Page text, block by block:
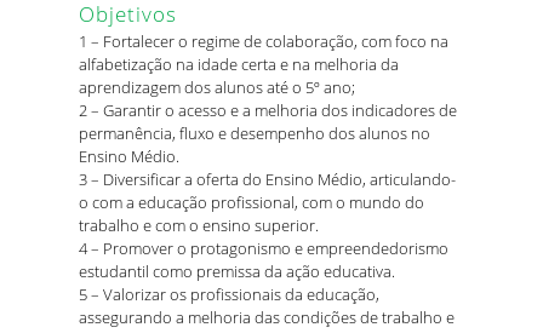
Objetivos
1 – Fortalecer o regime de colaboração, com foco na
alfabetização na idade certa e na melhoria da
aprendizagem dos alunos até o 5º ano;
2 – Garantir o acesso e a melhoria dos indicadores de
permanência, fluxo e desempenho dos alunos no
Ensino Médio.
3 – Diversificar a oferta do Ensino Médio, articulando-
o com a educação profissional, com o mundo do
trabalho e com o ensino superior.
4 – Promover o protagonismo e empreendedorismo
estudantil como premissa da ação educativa.
5 – Valorizar os profissionais da educação,
assegurando a melhoria das condições de trabalho e